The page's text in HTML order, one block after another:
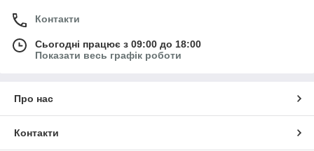
Контакти
Сьогодні працює з 09:00 до 18:00
Показати весь графік роботи
Про нас
Контакти